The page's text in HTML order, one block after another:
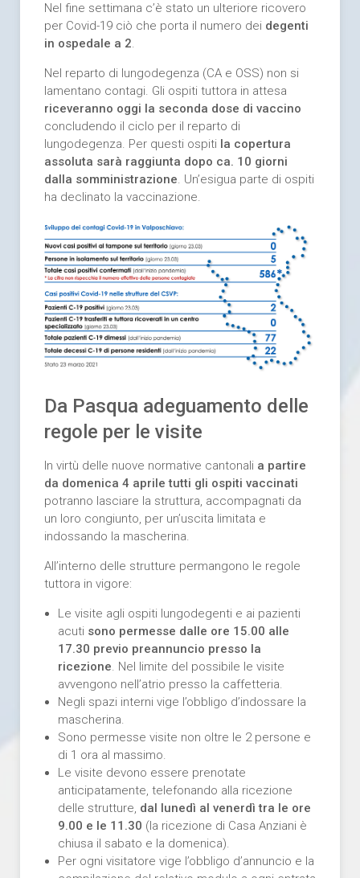
Nel fine settimana c’è stato un ulteriore ricovero
per Covid-19 ciò che porta il numero dei degenti
in ospedale a 2.
Nel reparto di lungodegenza (CA e OSS) non si
lamentano contagi. Gli ospiti tuttora in attesa
riceveranno oggi la seconda dose di vaccino
concludendo il ciclo per il reparto di
lungodegenza. Per questi ospiti la copertura
assoluta sarà raggiunta dopo ca. 10 giorni
dalla somministrazione. Un’esigua parte di ospiti
ha declinato la vaccinazione.
Da Pasqua adeguamento delle
regole per le visite
In virtù delle nuove normative cantonali a partire
da domenica 4 aprile tutti gli ospiti vaccinati
potranno lasciare la struttura, accompagnati da
un loro congiunto, per un’uscita limitata e
indossando la mascherina.
All’interno delle strutture permangono le regole
tuttora in vigore:
Le visite agli ospiti lungodegenti e ai pazienti
acuti sono permesse dalle ore 15.00 alle
17.30 previo preannuncio presso la
ricezione. Nel limite del possibile le visite
avvengono nell’atrio presso la caffetteria.
Negli spazi interni vige l’obbligo d’indossare la
mascherina.
Sono permesse visite non oltre le 2 persone e
di 1 ora al massimo.
Le visite devono essere prenotate
anticipatamente, telefonando alla ricezione
delle strutture, dal lunedì al venerdì tra le ore
9.00 e le 11.30 (la ricezione di Casa Anziani è
chiusa il sabato e la domenica).
Per ogni visitatore vige l’obbligo d’annuncio e la